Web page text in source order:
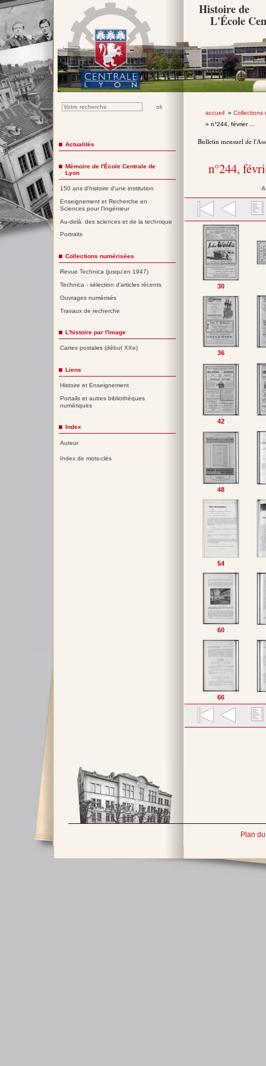
Histoire de
L'École
accueil» Collections
» n°244, février ...
Bulletin mensuel de
n°244,
30
36
42
48
54
60
66
Actualités
Mémoire de l'École Centrale de
Lyon
150 ans d'histoire d'une institution
Enseignement et Recherche en
Sciences pour l'Ingénieur
Au-delà des sciences et de la technique
Portraits
Collections numérisées
Revue Technica (jusqu'en 1947)
Technica - sélection d'articles récents
Ouvrages numérisés
Travaux de recherche
L'histoire par l'image
Cartes postales (début XXe)
Liens
Histoire et Enseignement
Portails et autres bibliothèques
numériques
Index
Auteur
Index de mots-clés
Plan